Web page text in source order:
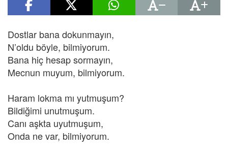
Dostlar bana dokunmayın,
N’oldu böyle, bilmiyorum.
Bana hiç hesap sormayın,
Mecnun muyum, bilmiyorum.
Haram lokma mı yutmuşum?
Bildiğimi unutmuşum.
Canı aşkta uyutmuşum,
Onda ne var, bilmiyorum.